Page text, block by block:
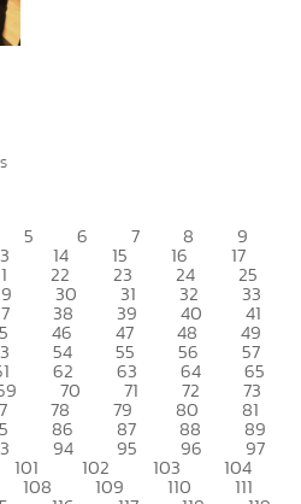
5 6 7 8 9
14 15 16 17
22 23 24 25
30 31 32 33
38 39 40 41
46 47 48 49
54 55 56 57
62 63 64 65
70 71 72 73
78 79 80 81
86 87 88 89
94 95 96 97
101 102 103 104
108 109 110 111